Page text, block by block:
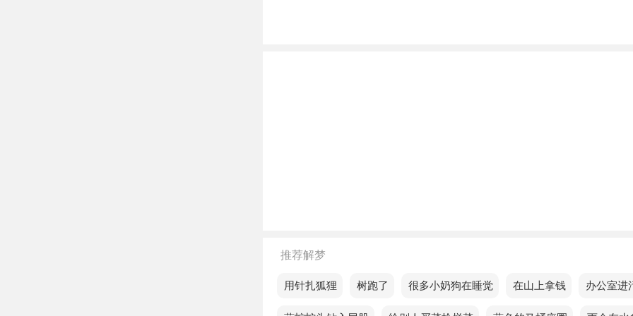
有好的结果。
不同身份梦见有人送骨头预示着什么？
推荐解梦
梦见用针扎狐狸梦见树跑了 梦见很多小奶狗在睡觉梦见在山上拿钱梦见办公室进